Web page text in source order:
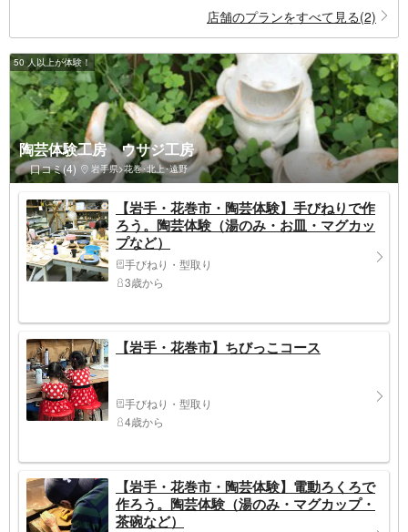
店舗のプランをすべて見る(2)
50 人以上が体験！
陶芸体験工房 ウサジ工房
口コミ(4) 岩手県>花巻･北上･遠野
【岩手・花巻市・陶芸体験】手びねりで作
ろう。陶芸体験（湯のみ・お皿・マグカッ
プなど）
手びねり・型取り
3歳から
【岩手・花巻市】ちびっこコース
手びねり・型取り
4歳から
【岩手・花巻市・陶芸体験】電動ろくろで
作ろう。陶芸体験（湯のみ・マグカップ・
茶碗など）